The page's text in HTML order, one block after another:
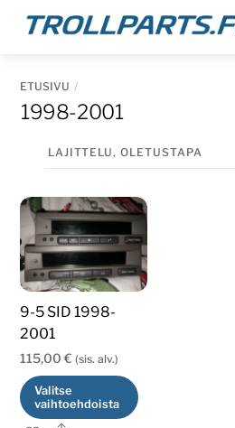
Skip
ETUSIVU
1998-2001
9-5 SID 1998-
2001
115,00€ (sis. alv.)
Valitse
vaihtoehdoista